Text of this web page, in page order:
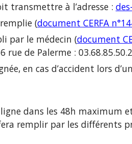
transmettre à l’adresse :
(document CERFA
par le médecin (document
rue de Palerme :
en cas d’accident lors
dans les 48h maximum
remplir par les différents